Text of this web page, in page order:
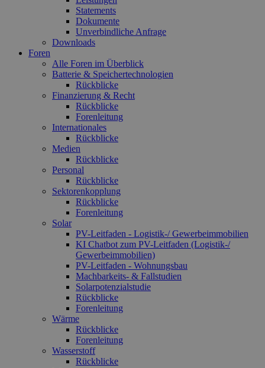
Statements
Dokumente
Unverbindliche Anfrage
Downloads
Foren
Alle Foren im Überblick
Batterie & Speichertechnologien
Rückblicke
Finanzierung & Recht
Rückblicke
Forenleitung
Internationales
Rückblicke
Medien
Rückblicke
Personal
Rückblicke
Sektorenkopplung
Rückblicke
Forenleitung
Solar
PV-Leitfaden - Logistik-/ Gewerbeimmobilien
KI Chatbot zum PV-Leitfaden (Logistik-/
Gewerbe­immo­bilien)
PV-Leitfaden - Wohnungsbau
Machbarkeits- & Fallstudien
Solarpotenzialstudie
Rückblicke
Forenleitung
Wärme
Rückblicke
Forenleitung
Wasserstoff
Rückblicke